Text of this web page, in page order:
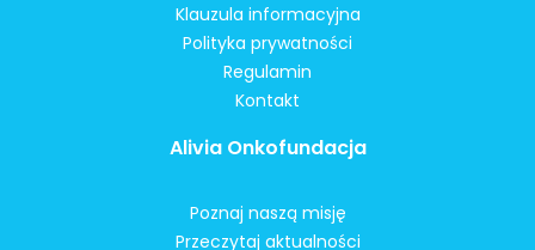
Klauzula informacyjna
Polityka prywatności
Regulamin
Kontakt
Alivia Onkofundacja
Poznaj naszą misję
Przeczytaj aktualności